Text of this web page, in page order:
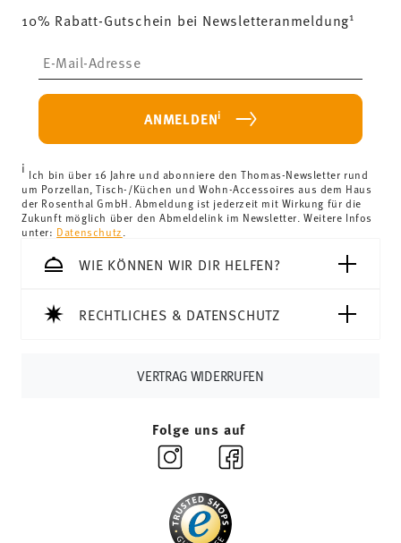
10% Rabatt-Gutschein bei Newsletteranmeldung1
ANMELDENi
i Ich bin über 16 Jahre und abonniere den Thomas-Newsletter rund
um Porzellan, Tisch-/Küchen und Wohn-Accessoires aus dem Haus
der Rosenthal GmbH. Abmeldung ist jederzeit mit Wirkung für die
Zukunft möglich über den Abmeldelink im Newsletter. Weitere Infos
unter: Datenschutz
WIE KÖNNEN WIR DIR HELFEN?
RECHTLICHES & DATENSCHUTZ
VERTRAG WIDERRUFEN
Folge uns auf